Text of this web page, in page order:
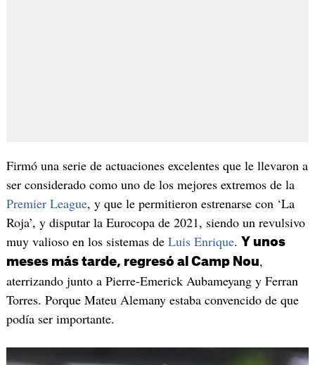
Firmó una serie de actuaciones excelentes que le llevaron a
ser considerado como uno de los mejores extremos de la
Premier League, y que le permitieron estrenarse con ‘La
Roja’, y disputar la Eurocopa de 2021, siendo un revulsivo
muy valioso en los sistemas de Luis Enrique. Y unos
meses más tarde, regresó al Camp Nou,
aterrizando junto a Pierre-Emerick Aubameyang y Ferran
Torres. Porque Mateu Alemany estaba convencido de que
podía ser importante.